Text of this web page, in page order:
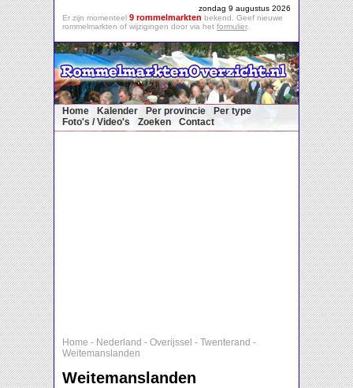
zondag 9 augustus 2026
Er zijn momenteel 9 rommelmarkten bekend. Geef nieuwe
rommelmarkten of wijzigingen door via het formulier.
Home Kalender Per provincie
Per type
Foto's / Video's
Zoeken Contact
Home - Nederland - Overijssel - Twenterand -
Weitemanslanden
Weitemanslanden